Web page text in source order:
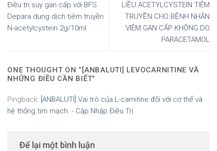
Điều trị suy gan cấp với BFS
Depara dung dịch tiêm truyền
N-acetylcystein 2g/10ml
LIỀU ACETYLCYSTEIN TIÊM
TRUYỀN CHO BỆNH NHÂN
VIÊM GAN CẤP KHÔNG DO
PARACETAMOL
ONE THOUGHT ON “[ANBALUTI] LEVOCARNITINE VÀ
NHỮNG ĐIỀU CẦN BIẾT”
Pingback: [ANBALUTI] Vai trò của L-carnitine đối với cơ thể và
hệ thống tim mạch. - Cập Nhập Điều Trị
Để lại một bình luận